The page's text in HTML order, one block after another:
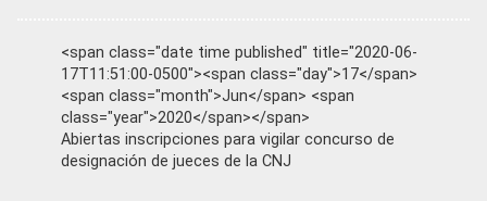
<span class="date time published" title="2020-06-
17T11:51:00-0500"><span class="day">17</span>
<span class="month">Jun</span> <span
class="year">2020</span></span>
Abiertas inscripciones para vigilar concurso de
designación de jueces de la CNJ